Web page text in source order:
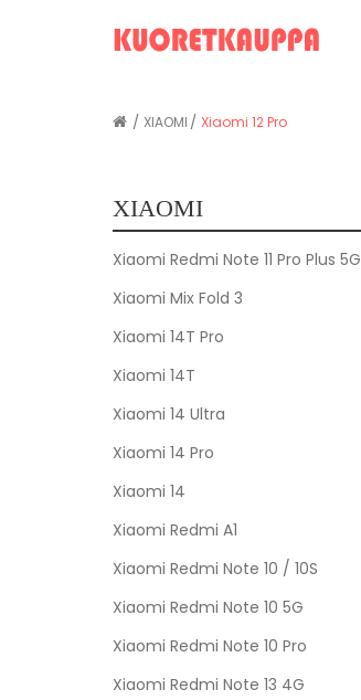
XIAOMI Xiaomi 12 Pro
XIAOMI
Xiaomi Redmi Note 11 Pro Plus 5G
Xiaomi Mix Fold 3
Xiaomi 14T Pro
Xiaomi 14T
Xiaomi 14 Ultra
Xiaomi 14 Pro
Xiaomi 14
Xiaomi Redmi A1
Xiaomi Redmi Note 10 / 10S
Xiaomi Redmi Note 10 5G
Xiaomi Redmi Note 10 Pro
Xiaomi Redmi Note 13 4G